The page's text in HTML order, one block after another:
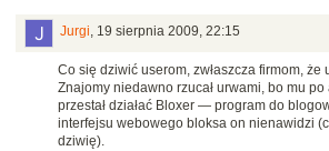
Jurgi, 19 sierpnia 2009, 22:15
Co się dziwić userom, zwłaszcza firmom, że
Znajomy niedawno rzucał urwami, bo mu
przestał działać Bloxer — program do
interfejsu webowego bloksa on nienawidzi
dziwię).